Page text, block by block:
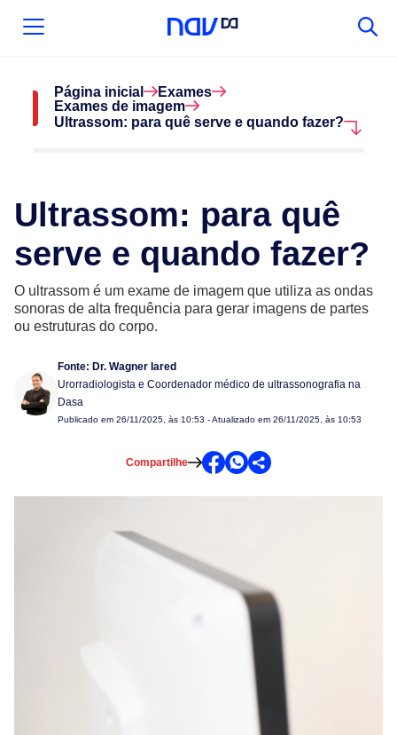
Página inicial
Exames
Exames de imagem
Ultrassom: para quê serve e quando fazer?
Ultrassom: para quê
serve e quando fazer?
O ultrassom é um exame de imagem que utiliza as ondas
sonoras de alta frequência para gerar imagens de partes
ou estruturas do corpo.
Fonte: Dr. Wagner Iared
Urorradiologista e Coordenador médico de ultrassonografia na
Dasa
Publicado em26/11/2025, às 10:53 - Atualizado em 26/11/2025, às 10:53
Compartilhe